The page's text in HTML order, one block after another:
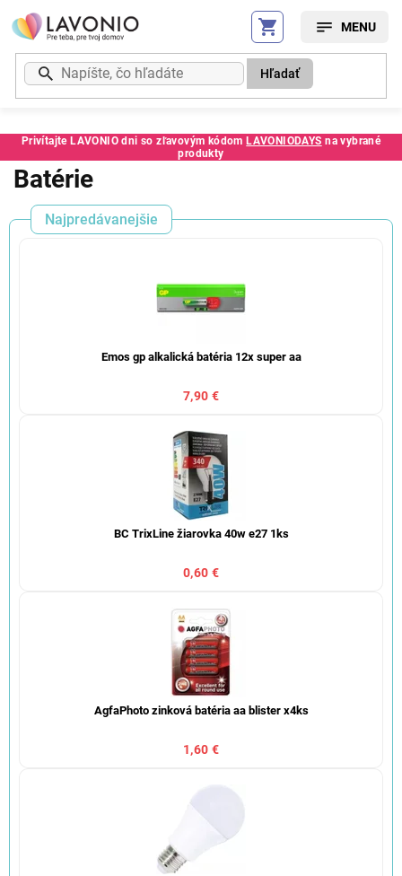
Prejsť
na
obsah
Privítajte LAVONIO dni so zľavovým kódom LAVONIODAYS na vybrané
produkty
Hľadať
Batérie
Najpredávanejšie
Emos gp alkalická batéria 12x super aa
7,90 €
BC TrixLine žiarovka 40w e27 1ks
0,60 €
AgfaPhoto zinková batéria aa blister x4ks
1,60 €